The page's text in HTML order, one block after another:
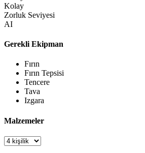
Kolay
Zorluk Seviyesi
AI
Gerekli Ekipman
Fırın
Fırın Tepsisi
Tencere
Tava
Izgara
Malzemeler